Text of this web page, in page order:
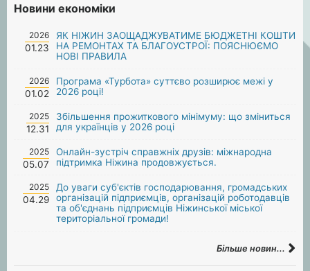
Новини економіки
2026
01.23
ЯК НІЖИН ЗАОЩАДЖУВАТИМЕ БЮДЖЕТНІ КОШТИ
НА РЕМОНТАХ ТА БЛАГОУСТРОЇ: ПОЯСНЮЄМО
НОВІ ПРАВИЛА
2026
01.02
Програма «Турбота» суттєво розширює межі у
2026 році!
2025
12.31
Збільшення прожиткового мінімуму: що зміниться
для українців у 2026 році
2025
05.07
Онлайн-зустріч справжніх друзів: міжнародна
підтримка Ніжина продовжується.
2025
04.29
До уваги суб'єктів господарювання, громадських
організацій підприємців, організацій роботодавців
та об'єднань підприємців Ніжинської міської
територіальної громади!
Більше новин...